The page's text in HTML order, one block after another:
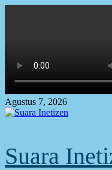
Agustus 7, 2026
Suara